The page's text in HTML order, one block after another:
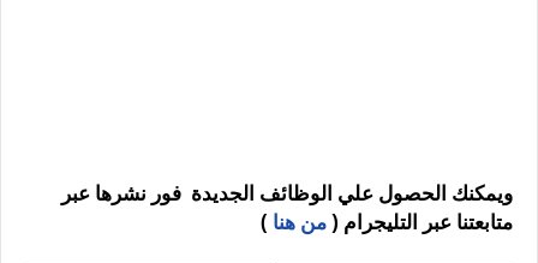
ويمكنك الحصول علي الوظائف الجديدة فور نشرها عبر
متابعتنا عبر التليجرام (من هنا )